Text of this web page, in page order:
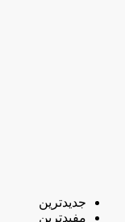
جدیدترین
مفیدترین